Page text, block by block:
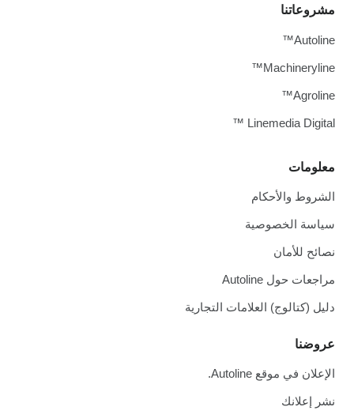
معلومات
الشروط والأحكام
سياسة الخصوصية
نصائح للأمان
مراجعات حول Autoline
دليل (كتالوج) العلامات التجارية
عروضنا
الإعلان في موقع Autoline.
نشر إعلانك
مشروعاتنا
Autoline™
Machineryline™
Agroline™
Linemedia Digital ™